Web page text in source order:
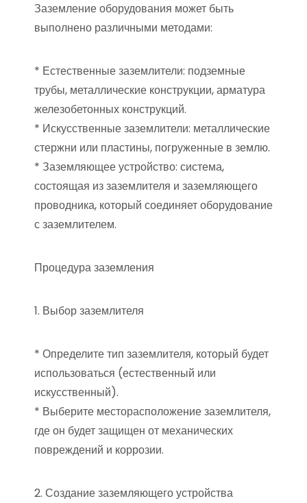
Заземление оборудования может быть
выполнено различными методами:
* Естественные заземлители: подземные
трубы, металлические конструкции, арматура
железобетонных конструкций.
* Искусственные заземлители: металлические
стержни или пластины, погруженные в землю.
* Заземляющее устройство: система,
состоящая из заземлителя и заземляющего
проводника, который соединяет оборудование
с заземлителем.
Процедура заземления
1. Выбор заземлителя
* Определите тип заземлителя, который будет
использоваться (естественный или
искусственный).
* Выберите месторасположение заземлителя,
где он будет защищен от механических
повреждений и коррозии.
2. Создание заземляющего устройства